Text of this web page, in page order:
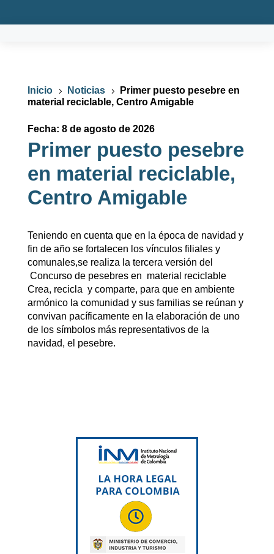
Inicio 5 Noticias 5
Primer puesto pesebre en
material reciclable, Centro Amigable
Fecha: 8 de agosto de 2026
Primer puesto pesebre
en material reciclable,
Centro Amigable
Teniendo en cuenta que en la época de navidad y
fin de año se fortalecen los vínculos filiales y
comunales,se realiza la tercera versión del
Concurso de pesebres en material reciclable
Crea, recicla y comparte, para que en ambiente
armónico la comunidad y sus familias se reúnan y
convivan pacíficamente en la elaboración de uno
de los símbolos más representativos de la
navidad, el pesebre.